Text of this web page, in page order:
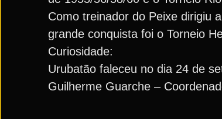
Como treinador do Peixe dirigiu
grande conquista foi o Torneio
Curiosidade:
Urubatão faleceu no dia 24 de
Guilherme Guarche –